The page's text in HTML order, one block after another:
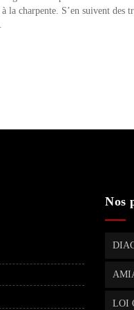
la charpente. S’en suivent des
Nos
LOI